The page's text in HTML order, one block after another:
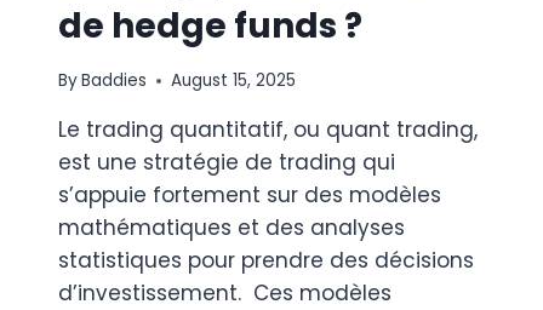
de hedge funds ?
ByBaddies August 15, 2025
Le trading quantitatif, ou quant trading,
est une stratégie de trading qui
s’appuie fortement sur des modèles
mathématiques et des analyses
statistiques pour prendre des décisions
d’investissement. Ces modèles